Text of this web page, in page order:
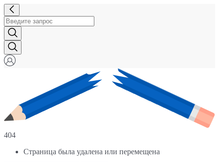
404
Страница была удалена или перемещена